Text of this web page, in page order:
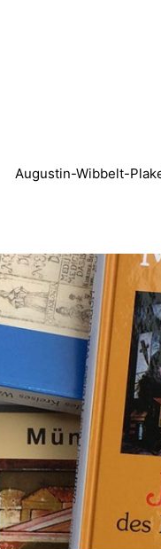
Augustin-Wibbelt-